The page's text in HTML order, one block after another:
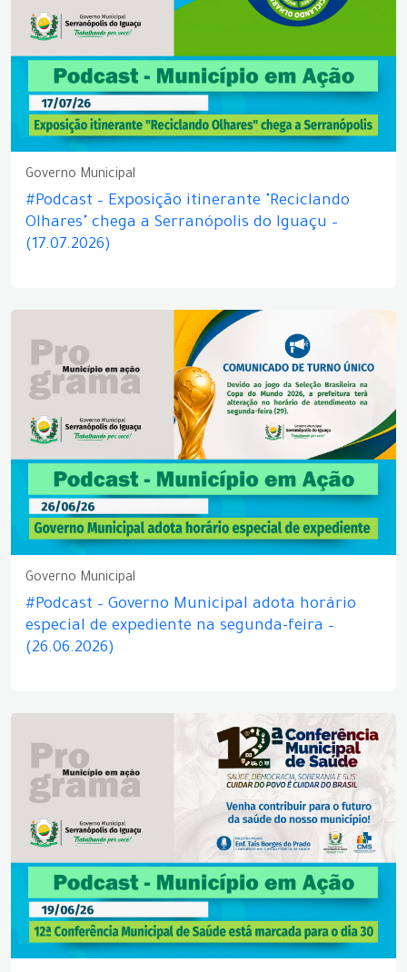
Governo Municipal
#Podcast – Exposição itinerante "Reciclando
Olhares" chega a Serranópolis do Iguaçu –
(17.07.2026)
Governo Municipal
#Podcast – Governo Municipal adota horário
especial de expediente na segunda-feira –
(26.06.2026)